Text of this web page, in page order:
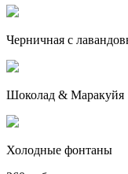
Черничная с
Шоколад & Маракуйя
Холодные фонтаны